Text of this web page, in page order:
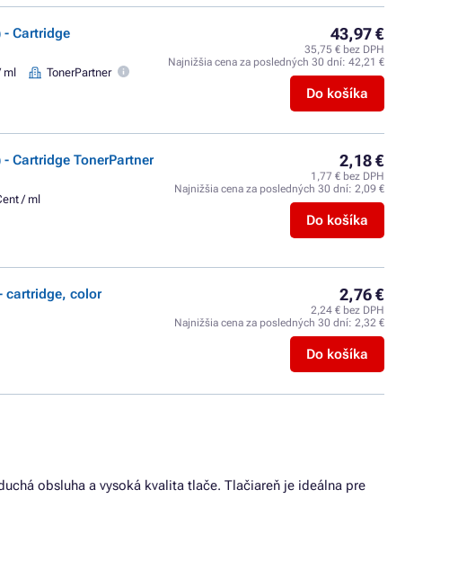
- Cartridge
ml TonerPartner
43,97 €
35,75 € bez DPH
Najnižšia cena za posledných 30 dní: 42,21 €
Do košíka
- Cartridge TonerPartner
/ ml
2,18 €
1,77 € bez DPH
Najnižšia cena za posledných 30 dní: 2,09 €
Do košíka
cartridge, color
2,76 €
2,24 € bez DPH
Najnižšia cena za posledných 30 dní: 2,32 €
Do košíka
obsluha a vysoká kvalita tlače. Tlačiareň je ideálna pre